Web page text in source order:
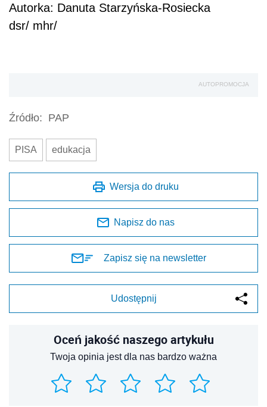
Autorka: Danuta Starzyńska-Rosiecka
dsr/ mhr/
AUTOPROMOCJA
Źródło: PAP
PISA edukacja
Wersja do druku
Napisz do nas
Zapisz się na newsletter
Udostępnij
Oceń jakość naszego artykułu
Twoja opinia jest dla nas bardzo ważna